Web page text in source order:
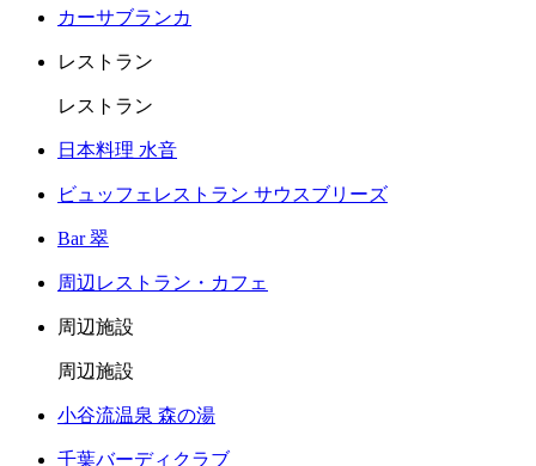
カーサブランカ
レストラン
レストラン
日本料理 水音
ビュッフェレストラン サウスブリーズ
Bar 翠
周辺レストラン・カフェ
周辺施設
周辺施設
小谷流温泉 森の湯
千葉バーディクラブ